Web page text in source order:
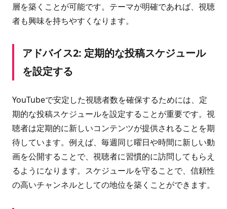
層を築くことが可能です。テーマが明確であれば、視聴
者も興味を持ちやすくなります。
アドバイス2: 定期的な投稿スケジュール
を設定する
YouTubeで安定した視聴者数を確保するためには、定
期的な投稿スケジュールを設定することが重要です。視
聴者は定期的に新しいコンテンツが提供されることを期
待しています。例えば、毎週同じ曜日や時間に新しい動
画を公開することで、視聴者に習慣的に訪問してもらえ
るようになります。スケジュールを守ることで、信頼性
の高いチャンネルとしての地位を築くことができます。